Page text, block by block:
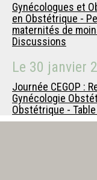
Gynécologues et
en Obstétrique -
maternités de
Discussions
Le 30 janvier
Journée CEGOP :
Gynécologie
Obstétrique -